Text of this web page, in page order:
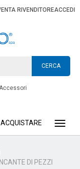
RIVENDITOREACCEDI
CERCA
ACQUISTARE
DI PEZZI